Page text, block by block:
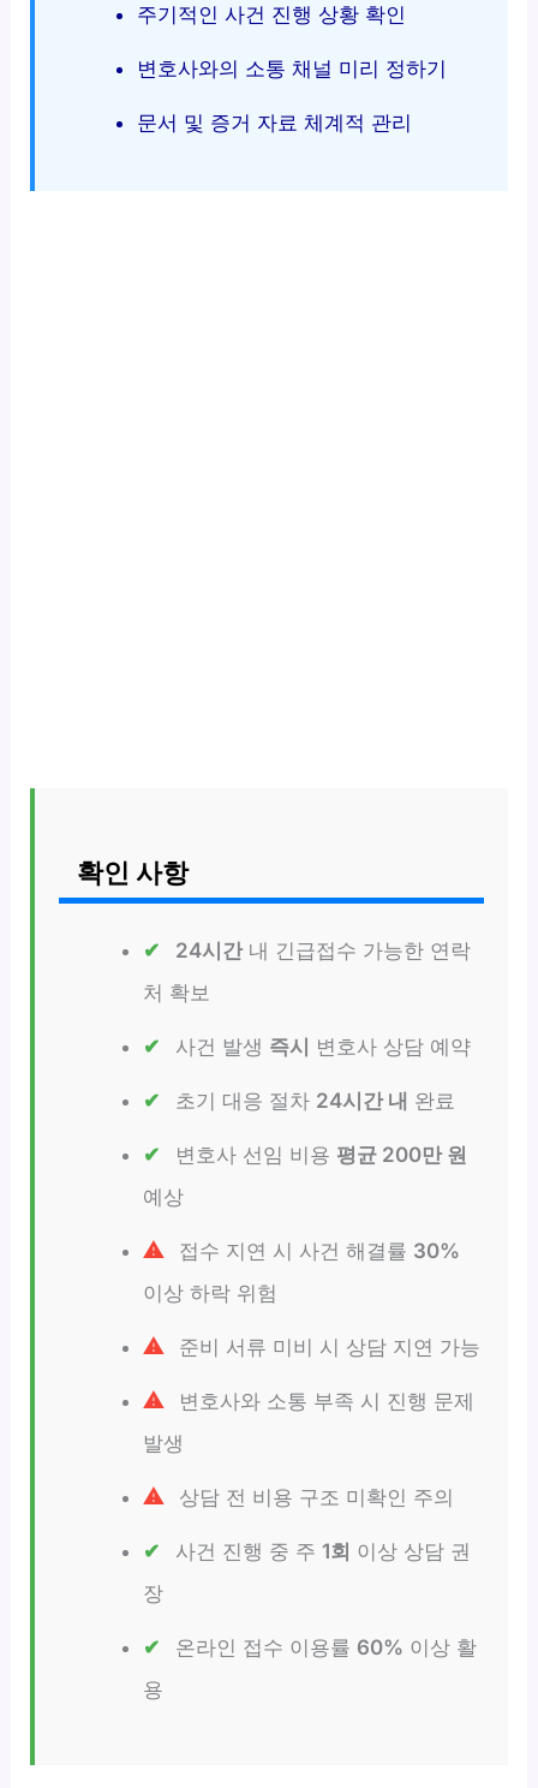
주기적인 사건 진행 상황 확인
변호사와의 소통 채널 미리 정하기
문서 및 증거 자료 체계적 관리
확인 사항
24시간내 긴급접수 가능한 연락
처 확보
사건 발생 즉시 변호사 상담 예약
초기 대응 절차 24시간 내 완료
변호사 선임 비용 평균 200만 원
예상
접수 지연 시 사건 해결률 30%
이상 하락 위험
준비 서류 미비 시 상담 지연 가능
변호사와 소통 부족 시 진행 문제
발생
상담 전 비용 구조 미확인 주의
사건 진행 중 주 1회 이상 상담 권
장
온라인 접수 이용률 60% 이상 활
용